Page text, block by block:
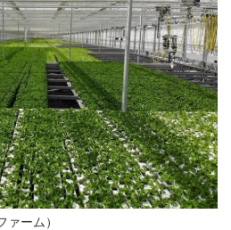
ーム）